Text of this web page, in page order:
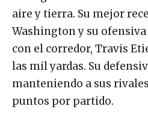
aire y tierra. Su mejor
Washington y su
con el corredor, Travis
las mil yardas. Su
manteniendo a sus
puntos por partido.